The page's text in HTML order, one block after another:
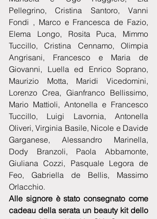
Pellegrino, Cristina Santoro, Vanni
Fondi , Marco e Francesca de Fazio,
Elema Longo, Rosita Puca, Mimmo
Tuccillo, Cristina Cennamo, Olimpia
Angrisani, Francesco e Maria de
Giovanni, Luella ed Enrico Soprano,
Maurizio Motta, Maridi Vicedomini,
Lorenzo Crea, Gianfranco Bellissimo,
Mario Mattioli, Antonella e Francesco
Tuccillo, Luigi Lavornia, Antonella
Oliveri, Virginia Basile, Nicole e Davide
Garganese, Alessandro Marinella,
Dody Branzoli, Paola Abbamonte,
Giuliana Cozzi, Pasquale Legora de
Feo, Gabriella de Bellis, Massimo
Orlacchio.
Alle signore è stato consegnato come
cadeau della serata un beauty kit dello